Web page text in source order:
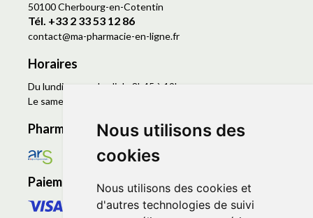
Nous utilisons des
cookies
Nous utilisons des cookies et
d'autres technologies de suivi
50100 Cherbourg-en-Cotentin
Tél. +33 2 33 53 12 86
contact@ma-pharmacie-en-ligne.fr
Horaires
Du lundi au vendredi de 8h45 à 19h
Le samedi de 9h à 19h
Pharmacie en ligne agréée
Paiement sécurisé